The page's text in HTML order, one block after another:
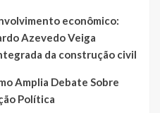
econômico:
Azevedo Veiga
da construção civil
Amplia Debate Sobre
Política